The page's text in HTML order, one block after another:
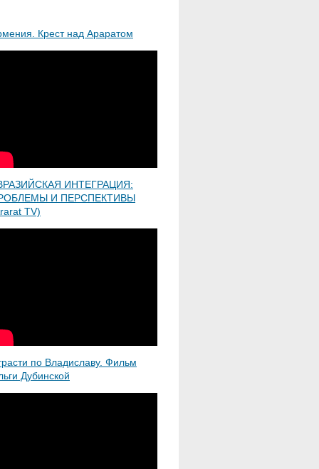
Крест над Араратом
ИНТЕГРАЦИЯ:
И ПЕРСПЕКТИВЫ
TV)
по Владиславу. Фильм
Дубинской